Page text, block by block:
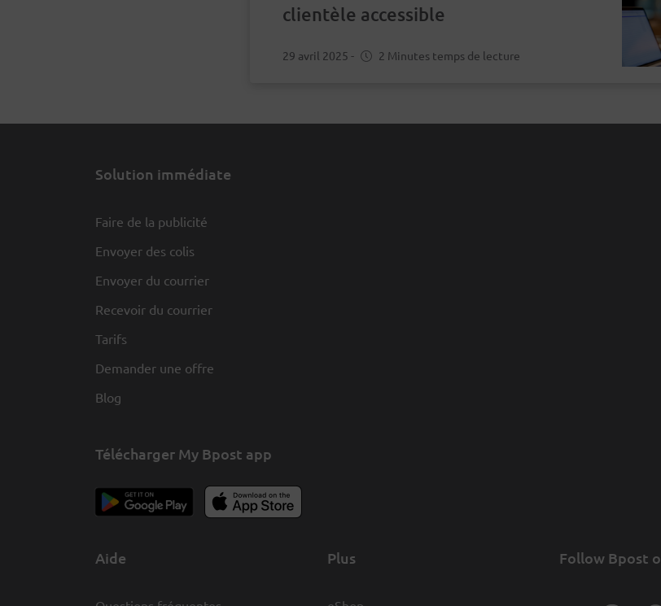
clientèle accessible
29 avril 2025 - 2 Minutes temps de lecture
Solution immédiate
Faire de la publicité
Envoyer des colis
Envoyer du courrier
Recevoir du courrier
Tarifs
Demander une offre
Blog
Télécharger My Bpost app
Aide Plus Follow Bpost